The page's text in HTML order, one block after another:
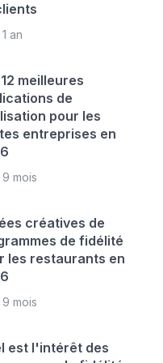
an
meilleures
de
pour les
entreprises en
mois
créatives de
de fidélité
les restaurants en
mois
est l'intérêt des